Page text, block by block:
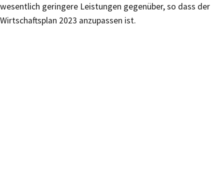
wesentlich geringere Leistungen gegenüber, so dass der
Wirtschaftsplan 2023 anzupassen ist.